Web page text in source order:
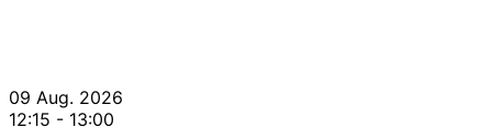
09 Aug. 2026
12:15 - 13:00